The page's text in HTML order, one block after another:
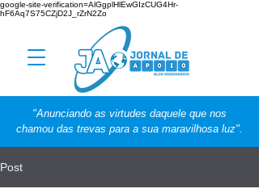
google-site-verification=AlGgplHlEwGIzCUG4Hr-
hF6Aq7S75CZjD2J_rZrN2Zo
"Anunciando as virtudes daquele que nos
chamou das trevas para a sua maravilhosa luz".
Post